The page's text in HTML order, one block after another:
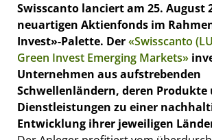
Swisscanto lanciert am 25. August
neuartigen Aktienfonds im
Invest»-Palette. Der«Swisscanto
Green Invest Emerging Markets»
Unternehmen aus aufstrebenden
Schwellenländern, deren Produkte
Dienstleistungen zu einer
Entwicklung ihrer jeweiligen